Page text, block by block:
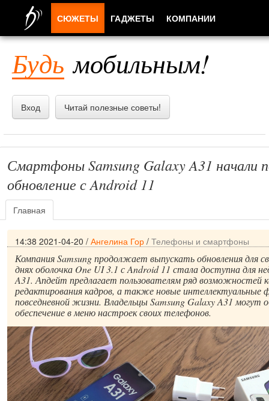
Будь мобильным!
Вход Читай полезные советы!
Смартфоны Samsung Galaxy A31 начали
обновление с Android 11
Главная
14:38 2021-04-20 / Ангелина Гор / Телефоны и смартфоны
Компания Samsung продолжает выпускать обновления для
днях оболочка One UI 3.1 с Android 11 стала доступна для
A31. Апдейт предлагает пользователям ряд возможностей
редактирования кадров, а также новые интеллектуальные
повседневной жизни. Владельцы Samsung Galaxy A31 могут
обеспечение в меню настроек своих телефонов.
СЮЖЕТЫ ГАДЖЕТЫ КОМПАНИИ
ПРИЛОЖЕНИЯ